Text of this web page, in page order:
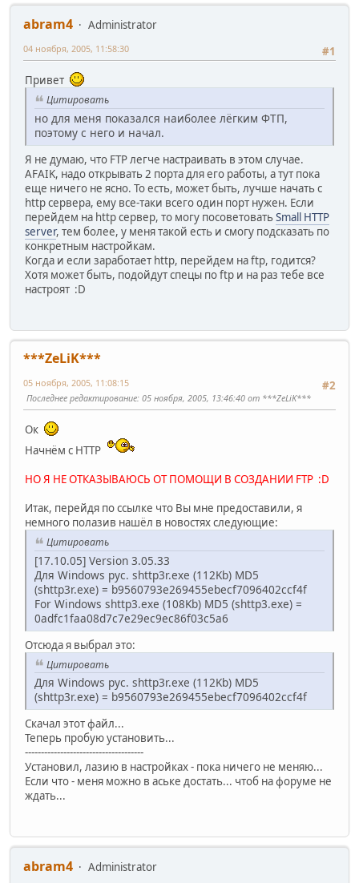
abram4
Administrator
#1
04 ноября, 2005, 11:58:30
Привет
Цитировать
но для меня показался наиболее лёгким ФТП,
поэтому с него и начал.
Я не думаю, что FTP легче настраивать в этом случае.
AFAIK, надо открывать 2 порта для его работы, а тут пока
еще ничего не ясно. То есть, может быть, лучше начать с
http сервера, ему все-таки всего один порт нужен. Если
перейдем на http сервер, то могу посоветоватьSmall HTTP
server, тем более, у меня такой есть и смогу подсказать по
конкретным настройкам.
Когда и если заработает http, перейдем на ftp, годится?
Хотя может быть, подойдут спецы по ftp и на раз тебе все
настроят :D
***ZeLiK***
#2
05 ноября, 2005, 11:08:15
Последнее редактирование: 05 ноября, 2005, 13:46:40 от ***ZeLiK***
Ок
Начнём с HTTP
НО Я НЕ ОТКАЗЫВАЮСЬ ОТ ПОМОЩИ В СОЗДАНИИ FTP :D
Итак, перейдя по ссылке что Вы мне предоставили, я
немного полазив нашёл в новостях следующие:
Цитировать
[17.10.05] Version 3.05.33
Для Windows рус. shttp3r.exe (112Kb) MD5
(shttp3r.exe) = b9560793e269455ebecf7096402ccf4f
For Windows shttp3.exe (108Kb) MD5 (shttp3.exe) =
0adfc1faa08d7c7e29ec9ec86f03c5a6
Отсюда я выбрал это:
Цитировать
Для Windows рус. shttp3r.exe (112Kb) MD5
(shttp3r.exe) = b9560793e269455ebecf7096402ccf4f
Скачал этот файл...
Теперь пробую установить...
-------------------------------------
Установил, лазию в настройках - пока ничего не меняю...
Если что - меня можно в аське достать... чтоб на форуме не
ждать...
abram4
Administrator